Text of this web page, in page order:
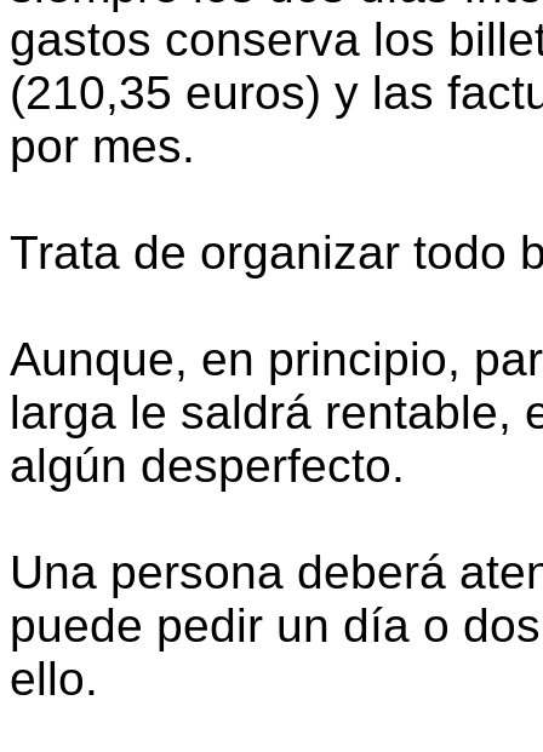
gastos conserva los
(210,35 euros) y las
por mes.
Trata de organizar todo
Aunque, en principio,
larga le saldrá rentable,
algún desperfecto.
Una persona deberá
puede pedir un día o
ello.